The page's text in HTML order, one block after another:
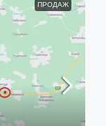
ПРОДАЖ